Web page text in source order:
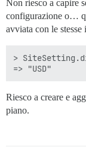
Non riesco a capire
configurazione o…
avviata con le
>
Riesco a creare e
piano.